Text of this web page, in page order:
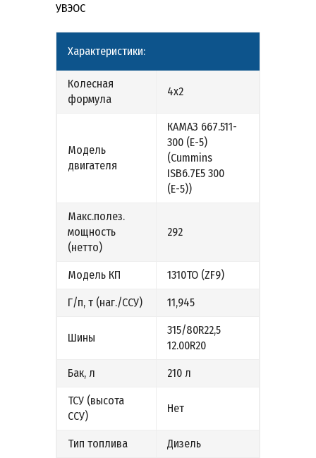
УВЭОС
Характеристики:
Колесная
формула
4х2
Модель
двигателя
КАМАЗ 667.511-
300 (Е-5)
(Cummins
ISB6.7E5 300
(Е-5))
Макс.полез.
мощность
(нетто)
292
Модель КП 1310ТО (ZF9)
Г/п, т (наг./ССУ) 11,945
Шины
315/80R22,5
12.00R20
Бак, л 210 л
ТСУ (высота
ССУ)
Нет
Тип топлива Дизель